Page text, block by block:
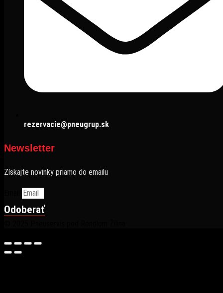
rezervacie@pneugrup.sk
Newsletter
Získajte novinky priamo do emailu
Odoberať